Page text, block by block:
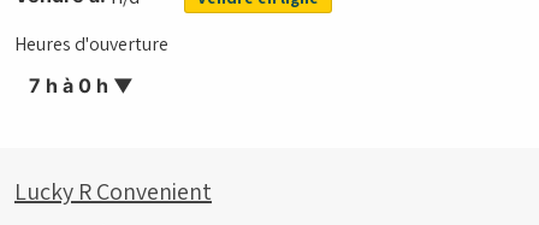
Heures d'ouverture
7 h à 0 h ▼
Lucky R Convenient